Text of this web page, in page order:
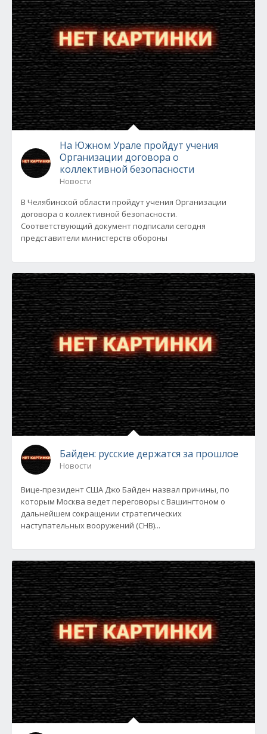
На Южном Урале пройдут учения
Организации договора о
коллективной безопасности
Новости
В Челябинской области пройдут учения Организации
договора о коллективной безопасности.
Соответствующий документ подписали сегодня
представители министерств обороны
Байден: русские держатся за прошлое
Новости
Вице-президент США Джо Байден назвал причины, по
которым Москва ведет переговоры с Вашингтоном о
дальнейшем сокращении стратегических
наступательных вооружений (СНВ)...